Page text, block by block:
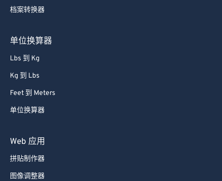
档案转换器
单位换算器
Lbs 到 Kg
Kg 到 Lbs
Feet 到 Meters
单位换算器
Web 应用
拼贴制作器
图像调整器